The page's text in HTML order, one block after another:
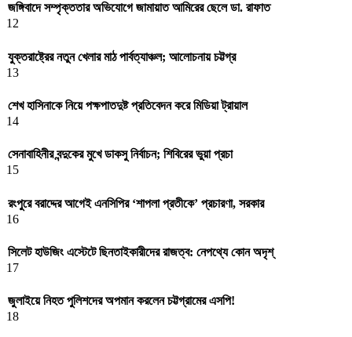
জঙ্গিবাদে সম্পৃক্ততার অভিযোগে জামায়াত আমিরের ছেলে ডা. রাফাত
12
যুক্তরাষ্ট্রের নতুন খেলার মাঠ পার্বত্যাঞ্চল; আলোচনায় চট্টগ্র
13
শেখ হাসিনাকে নিয়ে পক্ষপাতদুষ্ট প্রতিবেদন করে মিডিয়া ট্রায়াল
14
সেনাবাহিনীর বন্দুকের মুখে ডাকসু নির্বাচন; শিবিরের ভুয়া প্রচা
15
রংপুরে বরাদ্দের আগেই এনসিপির ‘শাপলা প্রতীকে’ প্রচারণা, সরকার
16
সিলেট হাউজিং এস্টেটে ছিনতাইকারীদের রাজত্ব: নেপথ্যে কোন অদৃশ্
17
জুলাইয়ে নিহত পুলিশদের অপমান করলেন চট্টগ্রামের এসপি!
18